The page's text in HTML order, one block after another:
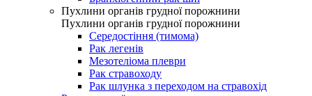
Пухлини органів грудної порожнини
Пухлини органів грудної порожнини
Середостіння (тимома)
Рак легенів
Мезотеліома плеври
Рак стравоходу
Рак шлунка з переходом на стравохід